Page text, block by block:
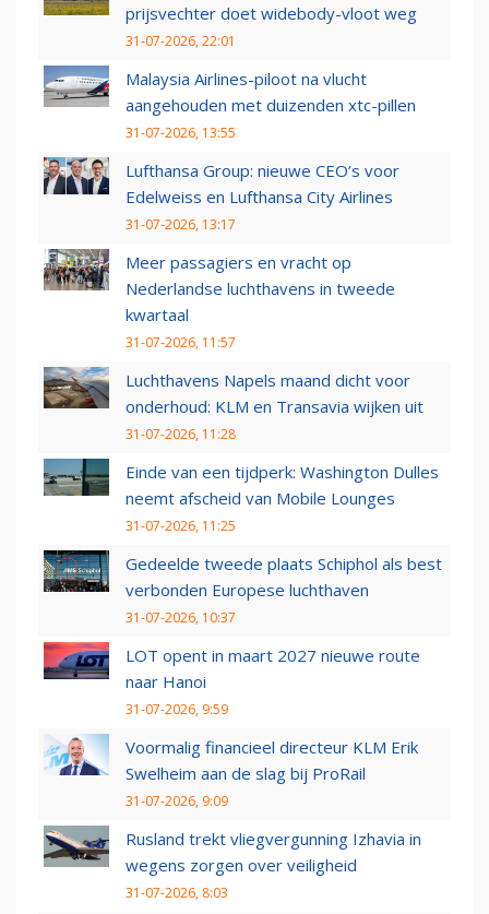
prijsvechter doet widebody-vloot weg
31-07-2026, 22:01
Malaysia Airlines-piloot na vlucht
aangehouden met duizenden xtc-pillen
31-07-2026, 13:55
Lufthansa Group: nieuwe CEO’s voor
Edelweiss en Lufthansa City Airlines
31-07-2026, 13:17
Meer passagiers en vracht op
Nederlandse luchthavens in tweede
kwartaal
31-07-2026, 11:57
Luchthavens Napels maand dicht voor
onderhoud: KLM en Transavia wijken uit
31-07-2026, 11:28
Einde van een tijdperk: Washington Dulles
neemt afscheid van Mobile Lounges
31-07-2026, 11:25
Gedeelde tweede plaats Schiphol als best
verbonden Europese luchthaven
31-07-2026, 10:37
LOT opent in maart 2027 nieuwe route
naar Hanoi
31-07-2026, 9:59
Voormalig financieel directeur KLM Erik
Swelheim aan de slag bij ProRail
31-07-2026, 9:09
Rusland trekt vliegvergunning Izhavia in
wegens zorgen over veiligheid
31-07-2026, 8:03